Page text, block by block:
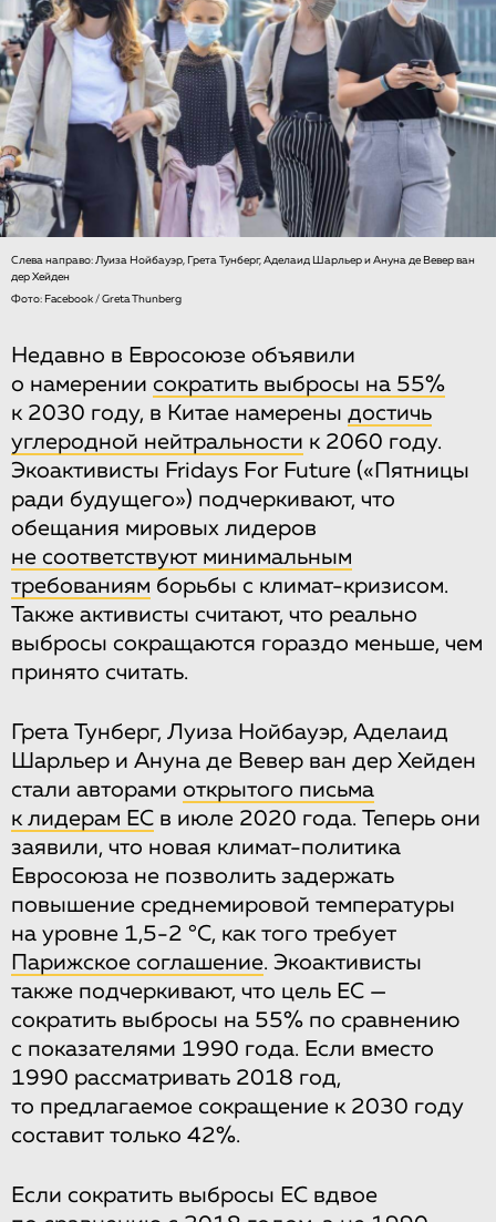
Слева направо: Луиза Нойбауэр, Грета Тунберг, Аделаид Шарльер и Ануна де Вевер ван
дер Хейден
Фото: Facebook / Greta Thunberg
Недавно в Евросоюзе объявили
о намерении сократить выбросы на 55%
к 2030 году, в Китае намерены достичь
углеродной нейтральности к 2060 году.
Экоактивисты Fridays For Future («Пятницы
ради будущего») подчеркивают, что
обещания мировых лидеров
не соответствуют минимальным
требованиям борьбы с климат-кризисом.
Также активисты считают, что реально
выбросы сокращаются гораздо меньше, чем
принято считать.
Грета Тунберг, Луиза Нойбауэр, Аделаид
Шарльер и Ануна де Вевер ван дер Хейден
стали авторами открытого письма
к лидерам ЕС в июле 2020 года. Теперь они
заявили, что новая климат-политика
Евросоюза не позволить задержать
повышение среднемировой температуры
на уровне 1,5-2 °С, как того требует
Парижское соглашение. Экоактивисты
также подчеркивают, что цель ЕС —
сократить выбросы на 55% по сравнению
с показателями 1990 года. Если вместо
1990 рассматривать 2018 год,
то предлагаемое сокращение к 2030 году
составит только 42%.
Если сократить выбросы ЕС вдвое